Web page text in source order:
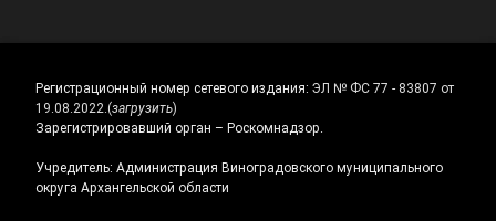
Регистрационный номер сетевого издания: ЭЛ № ФС 77 - 83807 от
19.08.2022.(загрузить)
Зарегистрировавший орган – Роскомнадзор.
Учредитель: Администрация Виноградовского муниципального
округа Архангельской области